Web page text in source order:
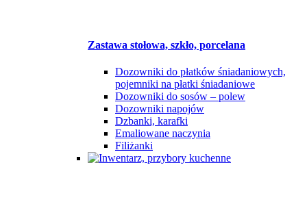
Zastawa stołowa, szkło, porcelana
Dozowniki do płatków śniadaniowych,
pojemniki na płatki śniadaniowe
Dozowniki do sosów – polew
Dozowniki napojów
Dzbanki, karafki
Emaliowane naczynia
Filiżanki